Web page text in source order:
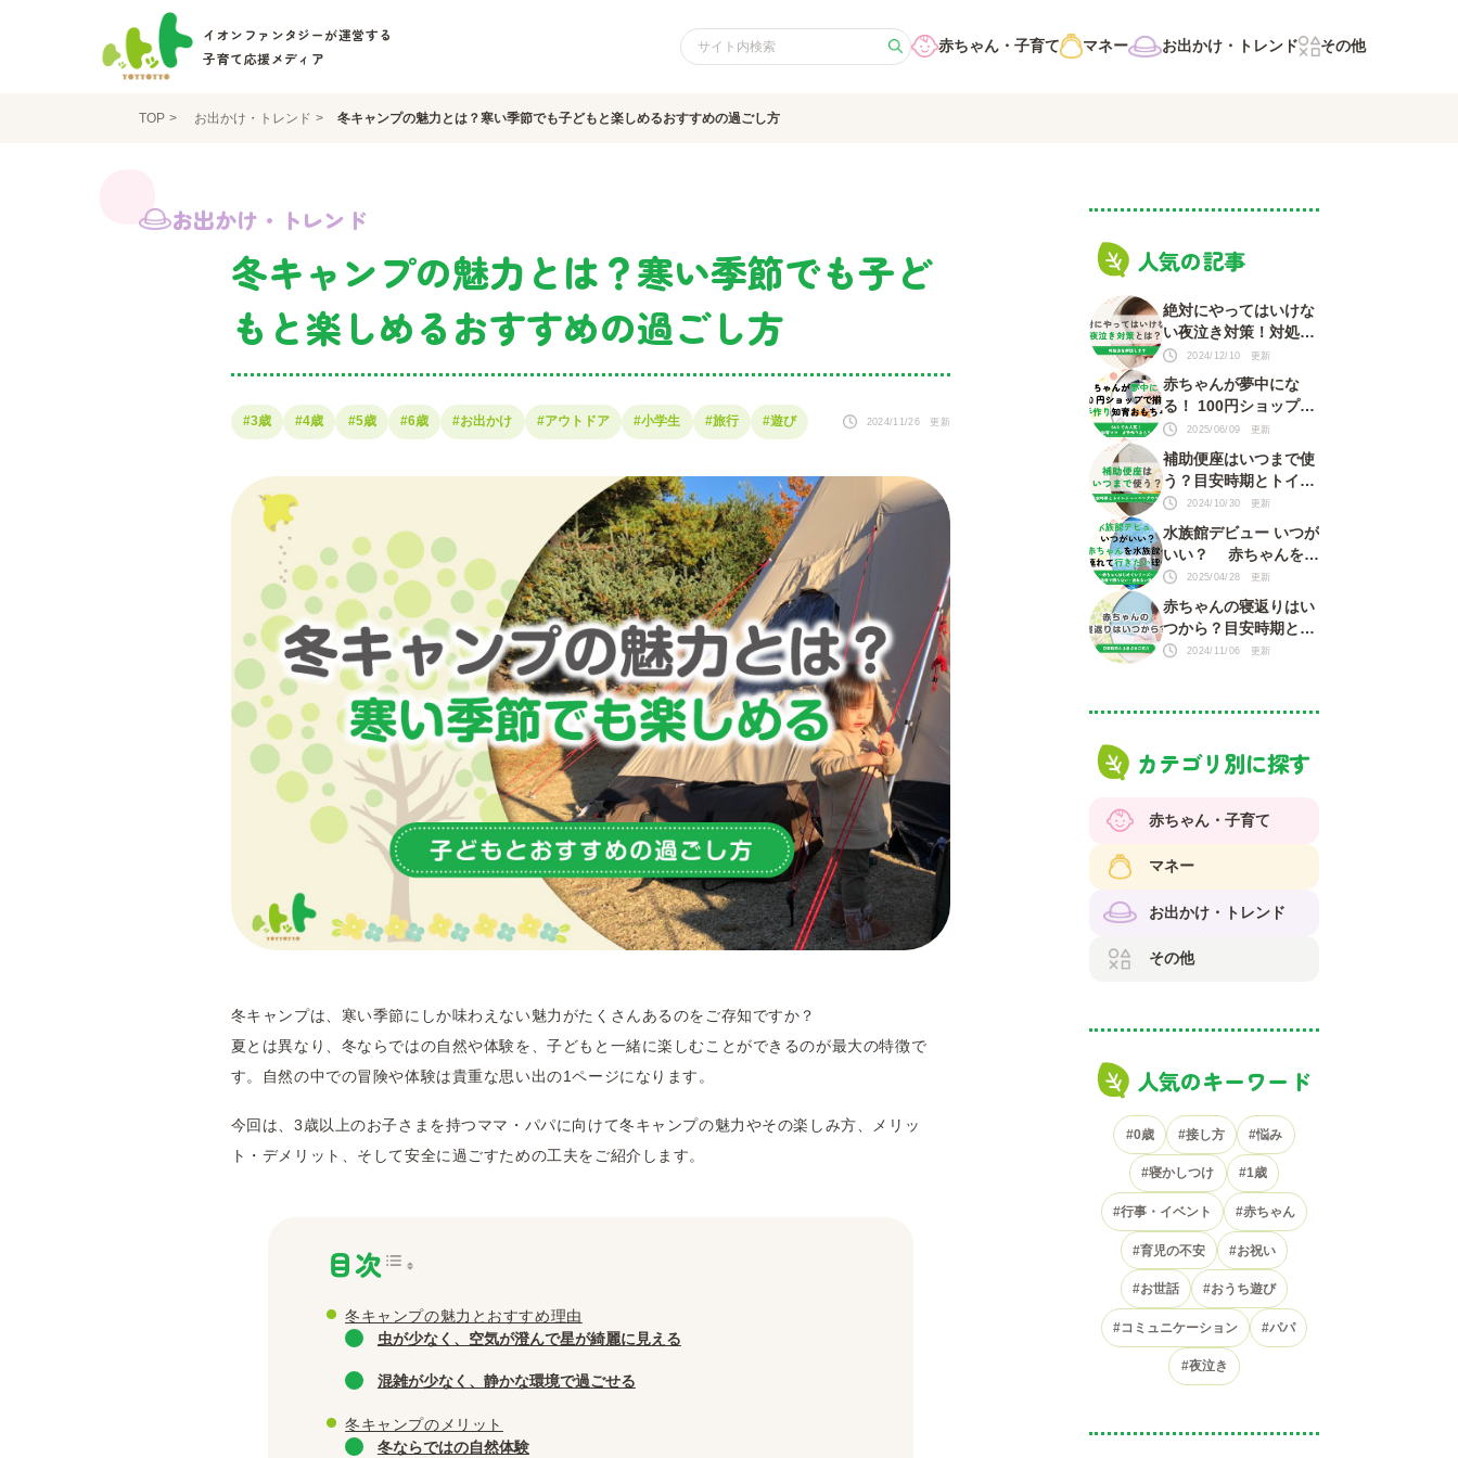
イオンファンタジーが運営する
子育て応援メディア
赤ちゃん・子育て マネー お出かけ・トレンド その他
TOP お出かけ・トレンド 冬キャンプの魅力とは？寒い季節でも子どもと楽しめるおすすめの過ごし方
お出かけ・トレンド
冬キャンプの魅力とは？寒い季節でも子ど
もと楽しめるおすすめの過ごし方
#3歳 #4歳 #5歳 #6歳 #お出かけ #アウトドア #小学生 #旅行 #遊び 2024/11/26 更新
冬キャンプは、寒い季節にしか味わえない魅力がたくさんあるのをご存知ですか？
夏とは異なり、冬ならではの自然や体験を、子どもと一緒に楽しむことができるのが最大の特徴で
す。自然の中での冒険や体験は貴重な思い出の1ページになります。
今回は、3歳以上のお子さまを持つママ・パパに向けて冬キャンプの魅力やその楽しみ方、メリッ
ト・デメリット、そして安全に過ごすための工夫をご紹介します。
目次
冬キャンプの魅力とおすすめ理由
虫が少なく、空気が澄んで星が綺麗に見える
混雑が少なく、静かな環境で過ごせる
冬キャンプのメリット
冬ならではの自然体験
人気の記事
絶対にやってはいけな
い夜泣き対策！対処法
を知って赤ちゃんもマ
マも安心
2024/12/10 更新
赤ちゃんが夢中にな
る！ 100円ショップで
揃う 手づくり知育おも
ちゃ
2025/06/09 更新
補助便座はいつまで使
う？目安時期とトイレ
トレーニングのコツ
2024/10/30 更新
水族館デビュー いつが
いい？ 赤ちゃんを水
族館に連れて行きたい
理由がいっぱい！
2025/04/28 更新
赤ちゃんの寝返りはい
つから？目安時期と注
意点をご紹介
2024/11/06 更新
カテゴリ別に探す
赤ちゃん・子育て
マネー
お出かけ・トレンド
その他
人気のキーワード
#0歳 #接し方 #悩み
#寝かしつけ #1歳
#行事・イベント #赤ちゃん
#育児の不安 #お祝い
#お世話 #おうち遊び
#コミュニケーション #パパ
#夜泣き